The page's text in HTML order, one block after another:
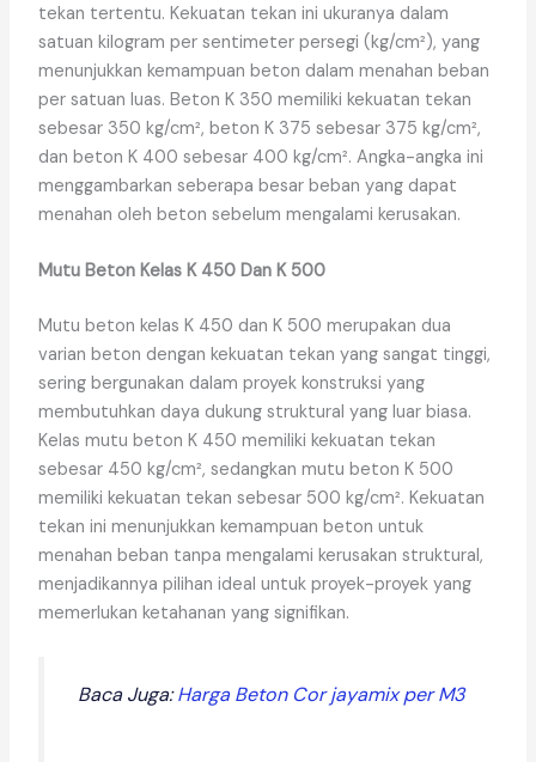
tekan tertentu. Kekuatan tekan ini ukuranya dalam
satuan kilogram per sentimeter persegi (kg/cm²), yang
menunjukkan kemampuan beton dalam menahan beban
per satuan luas. Beton K 350 memiliki kekuatan tekan
sebesar 350 kg/cm², beton K 375 sebesar 375 kg/cm²,
dan beton K 400 sebesar 400 kg/cm². Angka-angka ini
menggambarkan seberapa besar beban yang dapat
menahan oleh beton sebelum mengalami kerusakan.
Mutu Beton Kelas K 450 Dan K 500
Mutu beton kelas K 450 dan K 500 merupakan dua
varian beton dengan kekuatan tekan yang sangat tinggi,
sering bergunakan dalam proyek konstruksi yang
membutuhkan daya dukung struktural yang luar biasa.
Kelas mutu beton K 450 memiliki kekuatan tekan
sebesar 450 kg/cm², sedangkan mutu beton K 500
memiliki kekuatan tekan sebesar 500 kg/cm². Kekuatan
tekan ini menunjukkan kemampuan beton untuk
menahan beban tanpa mengalami kerusakan struktural,
menjadikannya pilihan ideal untuk proyek-proyek yang
memerlukan ketahanan yang signifikan.
Baca Juga:Harga Beton Cor jayamix per M3